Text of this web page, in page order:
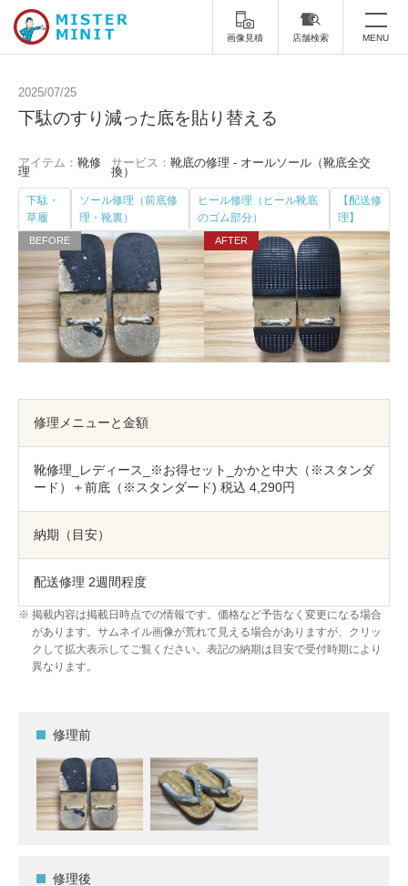
画像見積 店舗検索 MENU
ミスターミニットについて
修理サービス・料金
スーツケース修理 靴修理
スニーカー修理 靴磨き
カバンの修理 時計修理・電池交換
傘修理 合鍵の作製
オンライン修理見積もりサービス（配送修理）
よくあるご質問
お問い合わせ
採用情報
2025/07/25
下駄のすり減った底を貼り替える
アイテム： 靴修
理
サービス：靴底の修理 - オールソール（靴底全交
換）
下駄・
草履
ソール修理（前底修
理・靴裏）
ヒール修理（ヒール靴底
のゴム部分）
【配送修
理】
修理メニューと金額
靴修理_レディース_※お得セット_かかと中大（※スタンダ
ード）＋前底（※スタンダード) 税込 4,290円
納期（目安）
配送修理 2週間程度
掲載内容は掲載日時点での情報です。価格など予告なく変更になる場合
があります。サムネイル画像が荒れて見える場合がありますが、クリッ
クして拡大表示してご覧ください。表記の納期は目安で受付時期により
異なります。
修理前
修理後